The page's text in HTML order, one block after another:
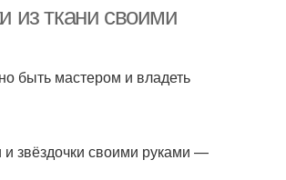
из ткани своими
быть мастером и владеть
и звёздочки своими руками —